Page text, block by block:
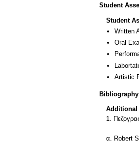
Student
Student
Written
Oral
Artistic
Bibliography
1.
α. Robert